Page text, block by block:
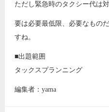
ただし緊急時のタクシー代は
要は必要最低限、必要なもの
すね。
■出題範囲
タックスプランニング
編集者：yama